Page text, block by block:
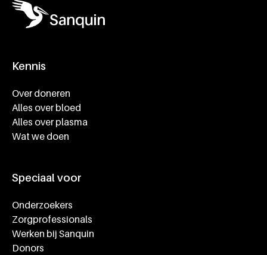
Kennis
Over doneren
Alles over bloed
Alles over plasma
Wat we doen
Speciaal voor
Onderzoekers
Zorgprofessionals
Werken bij Sanquin
Donors